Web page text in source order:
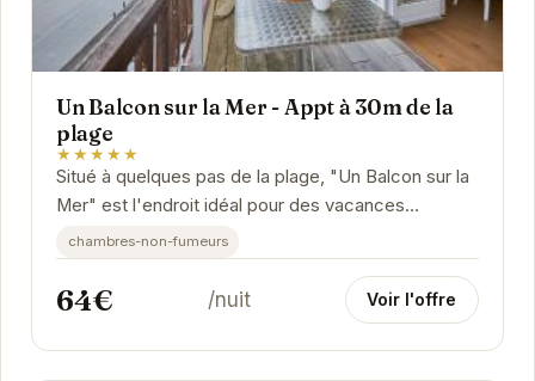
Un Balcon sur la Mer - Appt à 30m de la
plage
★★★★★
Situé à quelques pas de la plage, "Un Balcon sur la
Mer" est l'endroit idéal pour des vacances
reposantes. Cet appartement confortable et bien...
chambres-non-fumeurs
64€ /nuit Voir l'offre